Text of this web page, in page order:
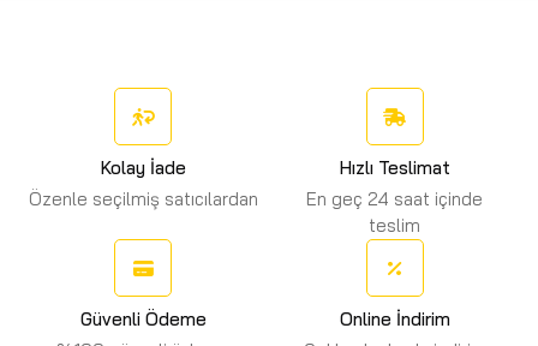
Kolay İade
Özenle seçilmiş satıcılardan
Hızlı Teslimat
En geç 24 saat içinde
teslim
Güvenli Ödeme
Online İndirim